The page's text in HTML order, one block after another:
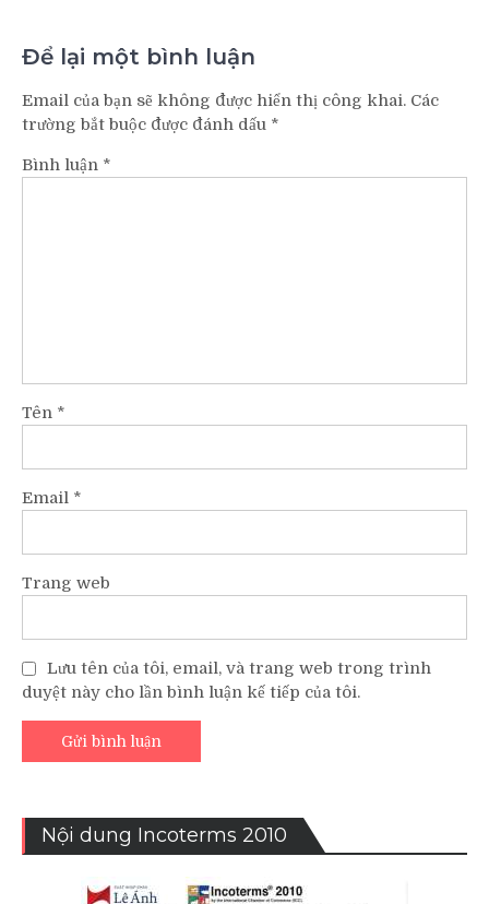
Để lại một bình luận
Email của bạn sẽ không được hiển thị công khai. Các
trường bắt buộc được đánh dấu *
Bình luận *
Tên *
Email *
Trang web
Lưu tên của tôi, email, và trang web trong trình
duyệt này cho lần bình luận kế tiếp của tôi.
Nội dung Incoterms 2010